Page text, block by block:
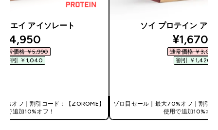
エイ アイソレート
discounted price
¥4,950‎
通常価格 ￥5,990‎
割引 ￥1,040‎
オフ｜割引コード：【ZOROME】
で追加10%オフ！
ソイ プロテイン アイ
¥1,670‎
通常価格 ￥3,090‎
割引 ￥1,420‎
ゾロ目セール｜最大70%オフ｜割引
使用で追加10%オ